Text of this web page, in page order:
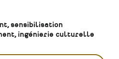
sensibilisation
ingénierie culturelle